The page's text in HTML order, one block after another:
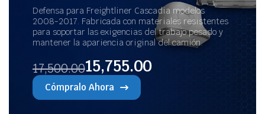
Defensa para Freightliner Cascadia modelos
2008-2017. Fabricada con materiales resistentes
para soportar las exigencias del trabajo pesado y
mantener la apariencia original del camión.
17,500.0015,755.00
Cómpralo Ahora